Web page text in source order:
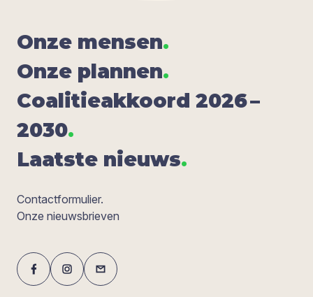
Onze men­sen.
Onze plan­nen.
Coa­li­tie­ak­koord 2026–
2030.
Laat­ste nieuws.
Contactformulier.
Onze nieuwsbrieven